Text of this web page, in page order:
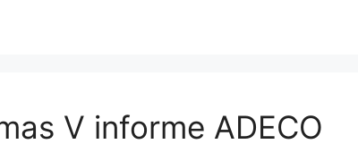
V informe ADECO